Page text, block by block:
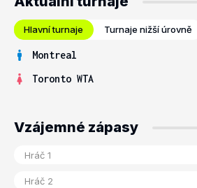
Hlavní turnaje Turnaje nižší úrovně
Montreal
Toronto WTA
Vzájemné zápasy